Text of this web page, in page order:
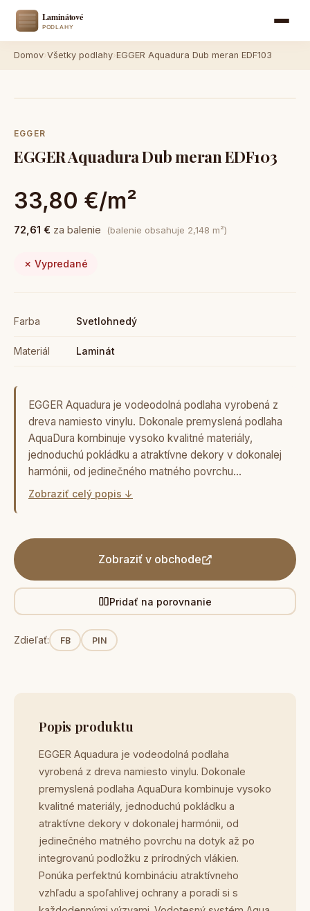
Domov Všetky podlahy EGGER Aquadura Dub meran EDF103
EGGER
EGGER Aquadura Dub meran EDF103
33,80 €/m²
72,61 € za balenie (balenie obsahuje 2,148 m²)
✗ Vypredané
Farba Svetlohnedý
Materiál Laminát
EGGER Aquadura je vodeodolná podlaha vyrobená z
dreva namiesto vinylu. Dokonale premyslená podlaha
AquaDura kombinuje vysoko kvalitné materiály,
jednoduchú pokládku a atraktívne dekory v dokonalej
harmónii, od jedinečného matného povrchu…
Zobraziť celý popis ↓
Zobraziť v obchode
Pridať na porovnanie
Zdieľať: FB PIN
Popis produktu
EGGER Aquadura je vodeodolná podlaha
vyrobená z dreva namiesto vinylu. Dokonale
premyslená podlaha AquaDura kombinuje vysoko
kvalitné materiály, jednoduchú pokládku a
atraktívne dekory v dokonalej harmónii, od
jedinečného matného povrchu na dotyk až po
integrovanú podložku z prírodných vlákien.
Ponúka perfektnú kombináciu atraktívneho
vzhľadu a spoľahlivej ochrany a poradí si s